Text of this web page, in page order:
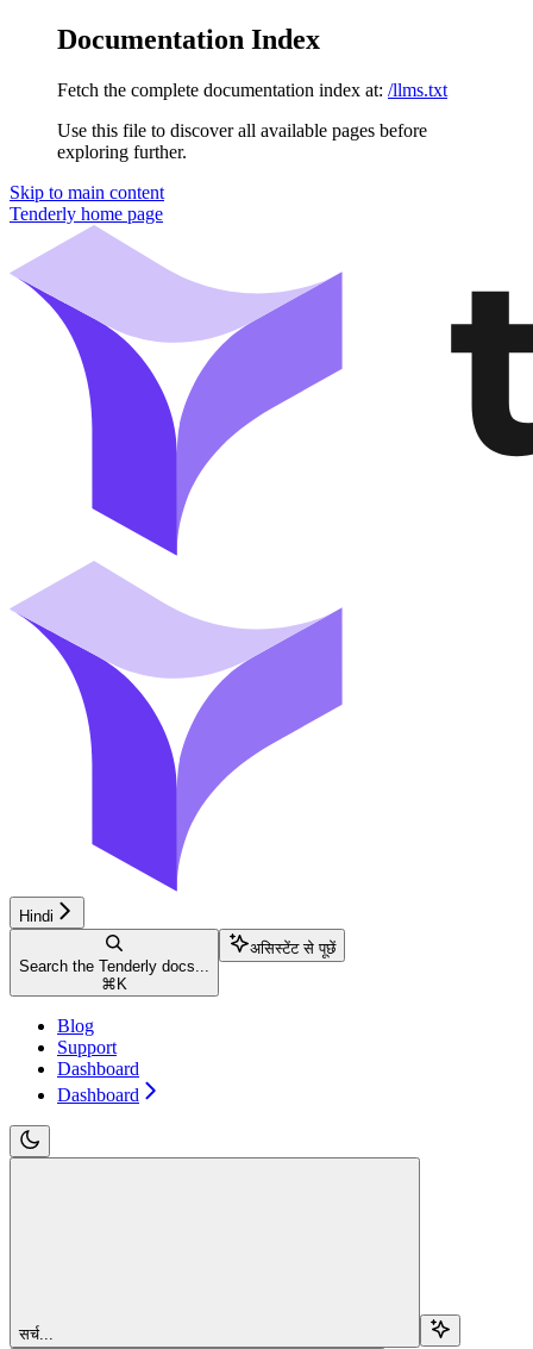
Documentation Index
Fetch the complete documentation index at: /llms.txt
Use this file to discover all available pages before
exploring further.
Skip to main content
Tenderly home page
Hindi
Search the Tenderly docs...
⌘ K
असिस्टेंट से पूछें
Blog
Support
Dashboard
Dashboard
सर्च...